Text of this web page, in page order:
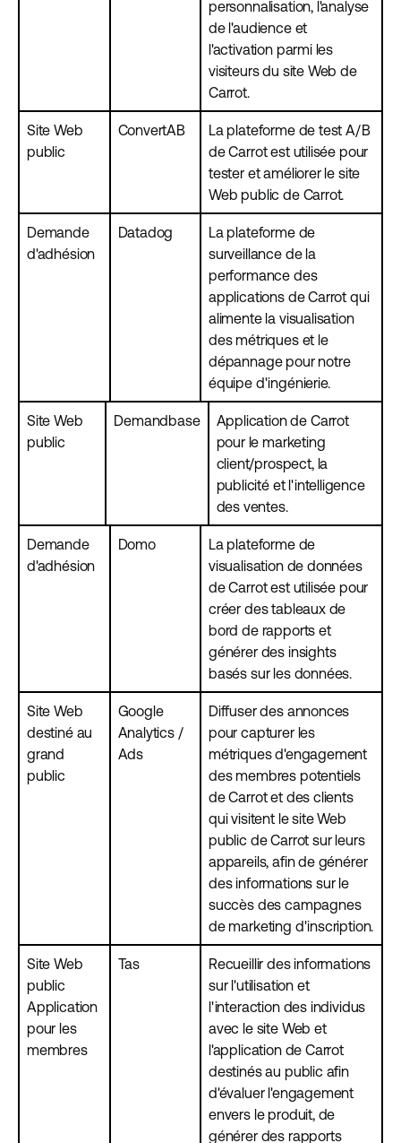
personnalisation, l'analyse
de l'audience et
l'activation parmi les
visiteurs du site Web de
Carrot.
Site Web
public
ConvertAB
La plateforme de test A/B
de Carrot est utilisée pour
tester et améliorer le site
Web public de Carrot.
Demande
d'adhésion
Datadog
La plateforme de
surveillance de la
performance des
applications de Carrot qui
alimente la visualisation
des métriques et le
dépannage pour notre
équipe d'ingénierie.
Site Web
public
Demandbase
Application de Carrot
pour le marketing
client/prospect, la
publicité et l'intelligence
des ventes.
Demande
d'adhésion
Domo
La plateforme de
visualisation de données
de Carrot est utilisée pour
créer des tableaux de
bord de rapports et
générer des insights
basés sur les données.
Site Web
destiné au
grand
public
Google
Analytics /
Ads
Diffuser des annonces
pour capturer les
métriques d'engagement
des membres potentiels
de Carrot et des clients
qui visitent le site Web
public de Carrot sur leurs
appareils, afin de générer
des informations sur le
succès des campagnes
de marketing d'inscription.
Site Web
public
Application
pour les
membres
Tas
Recueillir des informations
sur l'utilisation et
l'interaction des individus
avec le site Web et
l'application de Carrot
destinés au public afin
d'évaluer l'engagement
envers le produit, de
générer des rapports